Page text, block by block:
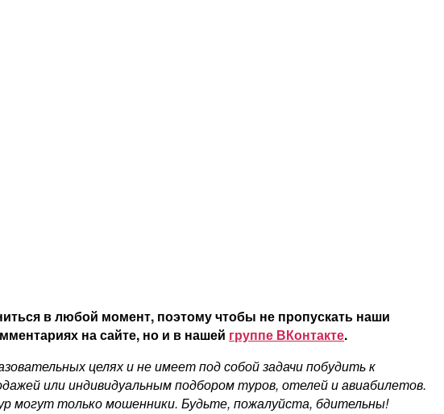
в любой момент, поэтому чтобы не пропускать наши
на сайте, но и в нашей группе ВКонтакте.
целях и не имеет под собой задачи побудить к
или индивидуальным подбором туров, отелей и авиабилетов.
могут только мошенники. Будьте, пожалуйста, бдительны!